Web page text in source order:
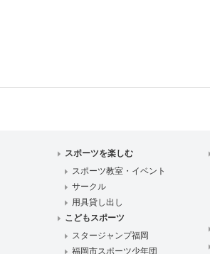
スポーツを楽しむ
スポーツ教室・イベント
サークル
用具貸し出し
こどもスポーツ
スタージャンプ福岡
福岡市スポーツ少年団